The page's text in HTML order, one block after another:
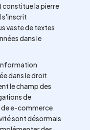
constitue la pierre
s'inscrit
vaste de textes
dans le
dans le droit
le champ des
de
e-commerce
sont désormais